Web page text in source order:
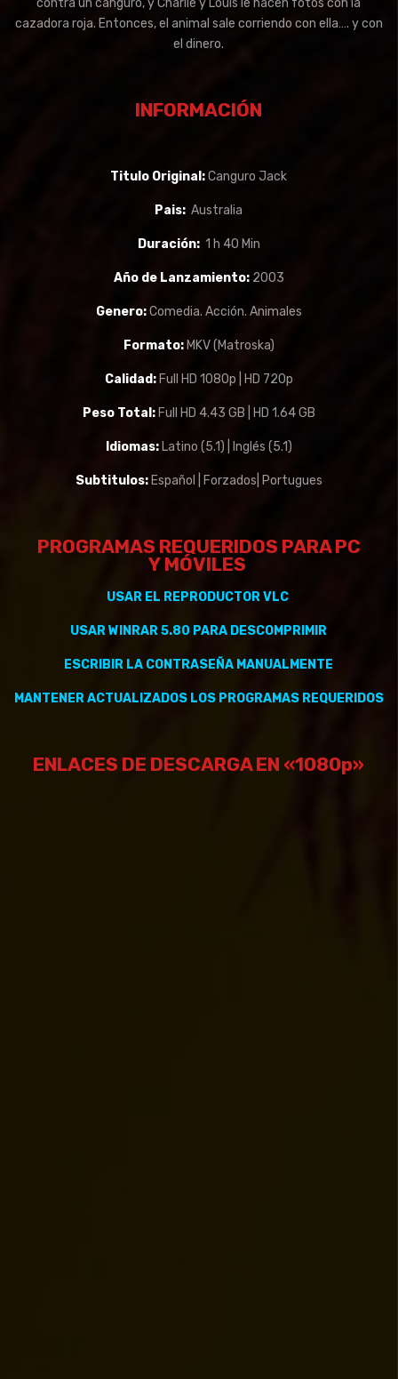
contra un canguro, y Charlie y Louis le hacen fotos con la
cazadora roja. Entonces, el animal sale corriendo con ella…. y con
el dinero.
INFORMACIÓN
Titulo Original:Canguro Jack
Pais: Australia
Duración: 1 h 40 Min
Año de Lanzamiento:2003
Genero:Comedia. Acción. Animales
Formato: MKV (Matroska)
Calidad: Full HD 1080p | HD 720p
Peso Total:Full HD 4.43 GB | HD 1.64 GB
Idiomas:Latino (5.1) | Inglés (5.1)
Subtitulos: Español | Forzados| Portugues
PROGRAMAS REQUERIDOS PARA PC
Y MÓVILES
USAR EL REPRODUCTOR VLC
USAR WINRAR 5.80 PARA DESCOMPRIMIR
ESCRIBIR LA CONTRASEÑA MANUALMENTE
MANTENERACTUALIZADOSLOS PROGRAMAS REQUERIDOS
ENLACES DE DESCARGA EN «1080p»